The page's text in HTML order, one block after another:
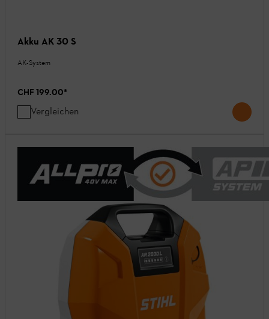
Akku AK 30 S
AK-System
CHF 199.00*
Vergleichen